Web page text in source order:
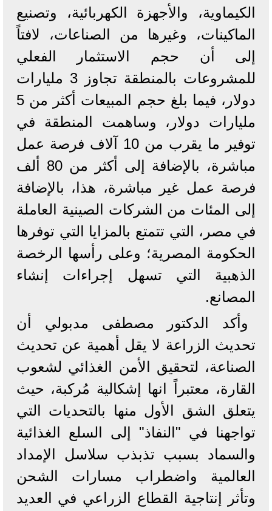
الكيماوية، والأجهزة الكهربائية، وتصنيع
الماكينات، وغيرها من الصناعات، لافتاً
إلى أن حجم الاستثمار الفعلي
للمشروعات بالمنطقة تجاوز 3 مليارات
دولار، فيما بلغ حجم المبيعات أكثر من 5
مليارات دولار، وساهمت المنطقة في
توفير ما يقرب من 10 آلاف فرصة عمل
مباشرة، بالإضافة إلى أكثر من 80 ألف
فرصة عمل غير مباشرة، هذا، بالإضافة
إلى المئات من الشركات الصينية العاملة
في مصر، التي تتمتع بالمزايا التي توفرها
الحكومة المصرية؛ وعلى رأسها الرخصة
الذهبية التي تسهل إجراءات إنشاء
المصانع.
وأكد الدكتور مصطفى مدبولي أن
تحديث الزراعة لا يقل أهمية عن تحديث
الصناعة، لتحقيق الأمن الغذائي لشعوب
القارة، معتبراً انها إشكالية مُركبة، حيث
يتعلق الشق الأول منها بالتحديات التي
تواجهنا في "النفاذ" إلى السلع الغذائية
والسماد بسبب تذبذب سلاسل الإمداد
العالمية واضطراب مسارات الشحن
وتأثر إنتاجية القطاع الزراعي في العديد